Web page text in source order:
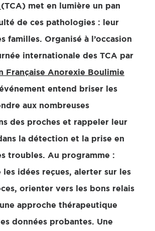
(TCA) met en lumière un pan
de ces pathologies : leur
familles. Organisé à l’occasion
internationale des TCA par
Française Anorexie Boulimie
entend briser les
aux nombreuses
des proches et rappeler leur
la détection et la prise en
troubles. Au programme :
idées reçues, alerter sur les
orienter vers les bons relais
approche thérapeutique
données probantes. Une